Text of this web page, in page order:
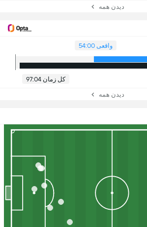
دیدن همه
واقعی 54:00
کل زمان 97:04
دیدن همه